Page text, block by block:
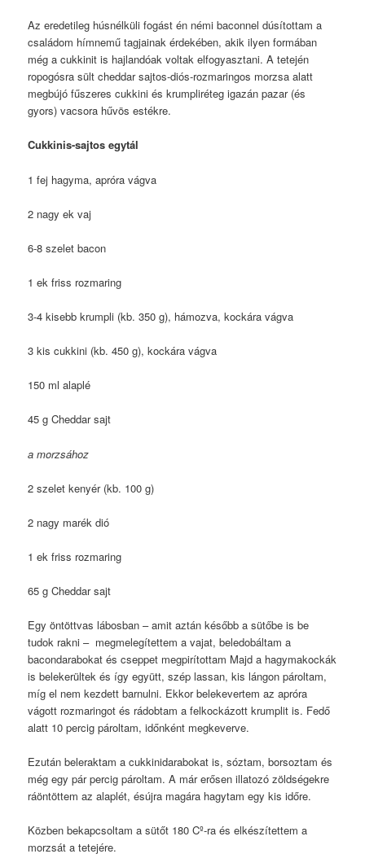
Az eredetileg húsnélküli fogást én némi baconnel dúsítottam a
családom hímnemű tagjainak érdekében, akik ilyen formában
még a cukkinit is hajlandóak voltak elfogyasztani. A tetején
ropogósra sült cheddar sajtos-diós-rozmaringos morzsa alatt
megbújó fűszeres cukkini és krumpliréteg igazán pazar (és
gyors) vacsora hűvös estékre.
Cukkinis-sajtos egytál
1 fej hagyma, apróra vágva
2 nagy ek vaj
6-8 szelet bacon
1 ek friss rozmaring
3-4 kisebb krumpli (kb. 350 g), hámozva, kockára vágva
3 kis cukkini (kb. 450 g), kockára vágva
150 ml alaplé
45 g Cheddar sajt
a morzsához
2 szelet kenyér (kb. 100 g)
2 nagy marék dió
1 ek friss rozmaring
65 g Cheddar sajt
Egy öntöttvas lábosban – amit aztán később a sütőbe is be
tudok rakni – megmelegítettem a vajat, beledobáltam a
bacondarabokat és cseppet megpirítottam Majd a hagymakockák
is belekerültek és így együtt, szép lassan, kis lángon pároltam,
míg el nem kezdett barnulni. Ekkor belekevertem az apróra
vágott rozmaringot és rádobtam a felkockázott krumplit is. Fedő
alatt 10 percig pároltam, időnként megkeverve.
Ezután beleraktam a cukkinidarabokat is, sóztam, borsoztam és
még egy pár percig pároltam. A már erősen illatozó zöldségekre
ráöntöttem az alaplét, ésújra magára hagytam egy kis időre.
Közben bekapcsoltam a sütőt 180 Cº-ra és elkészítettem a
morzsát a tetejére.